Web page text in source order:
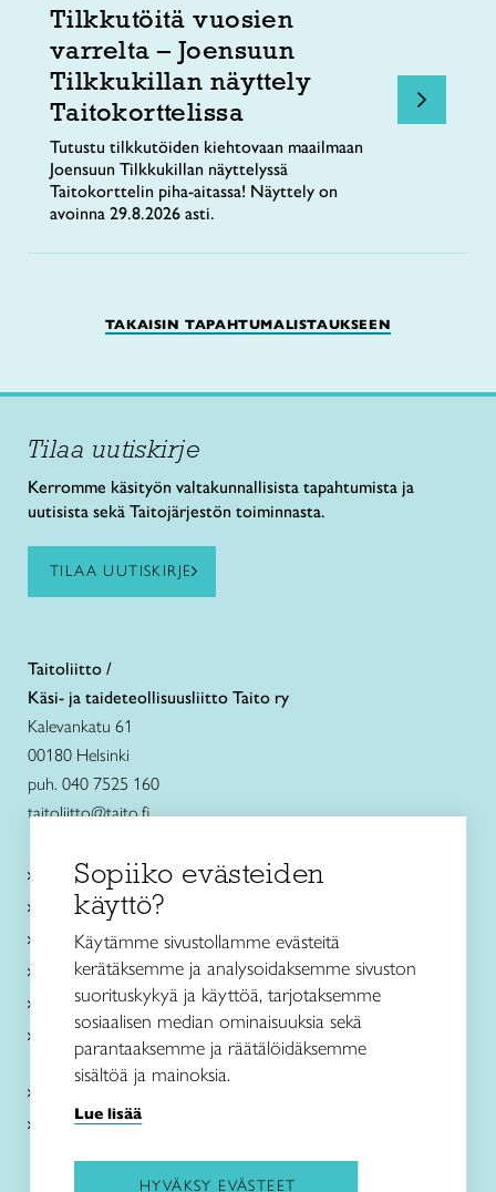
Tilkkutöitä vuosien
varrelta – Joensuun
Tilkkukillan näyttely
Taitokorttelissa
Tutustu tilkkutöiden kiehtovaan maailmaan
Joensuun Tilkkukillan näyttelyssä
Taitokorttelin piha-aitassa! Näyttely on
avoinna 29.8.2026 asti.
TAKAISIN TAPAHTUMALISTAUKSEEN
Tilaa uutiskirje
Kerromme käsityön valtakunnallisista tapahtumista ja
uutisista sekä Taitojärjestön toiminnasta.
TILAA UUTISKIRJE
Taitoliitto /
Käsi- ja taideteollisuusliitto Taito ry
Kalevankatu 61
00180 Helsinki
puh. 040 7525 160
taitoliitto@taito.fi
Käsityökurssit ja koulutus
Ajankohtaista
Käsityöohjeet
Me olemme Taito
Paikallinen toiminta
Verkkokaupat
Kirjaudu Arviin
Kirjaudu Taitocampukseen
Sopiiko evästeiden
käyttö?
Käytämme sivustollamme evästeitä
kerätäksemme ja analysoidaksemme sivuston
suorituskykyä ja käyttöä, tarjotaksemme
sosiaalisen median ominaisuuksia sekä
parantaaksemme ja räätälöidäksemme
sisältöä ja mainoksia.
Lue lisää
HYVÄKSY EVÄSTEET